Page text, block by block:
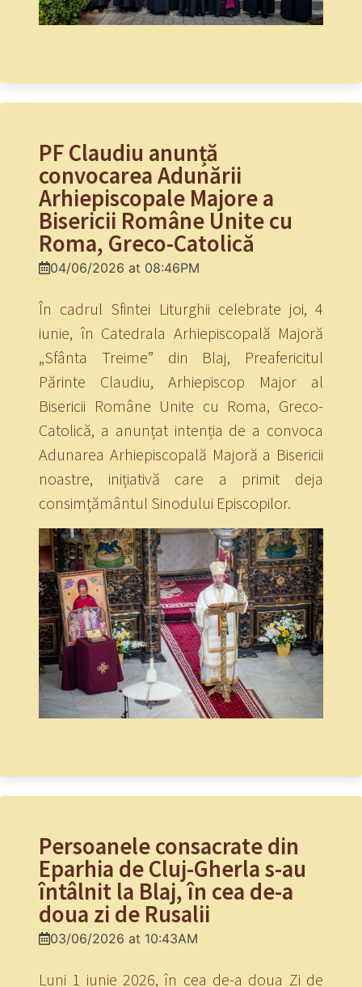
PF Claudiu anunță
convocarea Adunării
Arhiepiscopale Majore a
Bisericii Române Unite cu
Roma, Greco-Catolică
04/06/2026 at 08:46PM
În cadrul Sfintei Liturghii celebrate joi, 4
iunie, în Catedrala Arhiepiscopală Majoră
„Sfânta Treime” din Blaj, Preafericitul
Părinte Claudiu, Arhiepiscop Major al
Bisericii Române Unite cu Roma, Greco-
Catolică, a anunțat intenția de a convoca
Adunarea Arhiepiscopală Majoră a Bisericii
noastre, inițiativă care a primit deja
consimțământul Sinodului Episcopilor.
Persoanele consacrate din
Eparhia de Cluj-Gherla s-au
întâlnit la Blaj, în cea de-a
doua zi de Rusalii
03/06/2026 at 10:43AM
Luni 1 iunie 2026, în cea de-a doua Zi de